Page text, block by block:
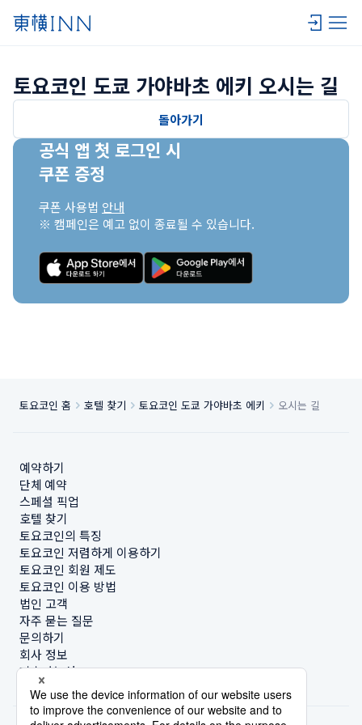
토요코인 도쿄 가야바초 에키 오시는 길
돌아가기
공식 앱 첫 로그인 시
쿠폰 증정
쿠폰 사용법 안내
※ 캠페인은 예고 없이 종료될 수 있습니다.
토요코인 홈 호텔 찾기 토요코인 도쿄 가야바초 에키 오시는 길
예약하기
단체 예약
스페셜 픽업
호텔 찾기
토요코인의 특징
토요코인 저렴하게 이용하기
토요코인 회원 제도
토요코인 이용 방법
법인 고객
자주 묻는 질문
문의하기
회사 정보
지속가능성